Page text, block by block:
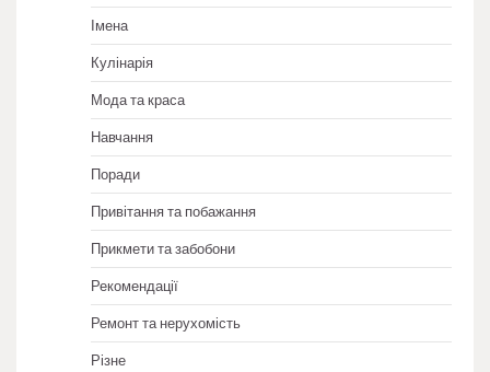
Імена
Кулінарія
Мода та краса
Навчання
Поради
Привітання та побажання
Прикмети та забобони
Рекомендації
Ремонт та нерухомість
Різне